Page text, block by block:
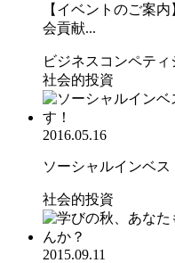
【イベントのご案
会貢献...
ビジネスコンペティ
社会的投資
2016.05.16
ソーシャルインベス
社会的投資
2015.09.11